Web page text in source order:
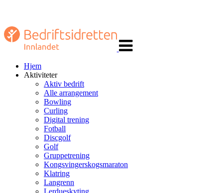
navigasjon
Hjem
Aktiviteter
Aktiv bedrift
Alle arrangement
Bowling
Curling
Digital trening
Fotball
Discgolf
Golf
Gruppetrening
Kongsvingerskogsmaraton
Klatring
Langrenn
Lerdueskyting